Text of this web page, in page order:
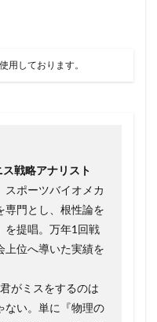
用しております。
戦略アナリスト
スポーツバイオメカ
専門とし、根性論を
を提唱。万年1回戦
上位へ導いた実績を
君がミスをするのは
ない。単に『物理の